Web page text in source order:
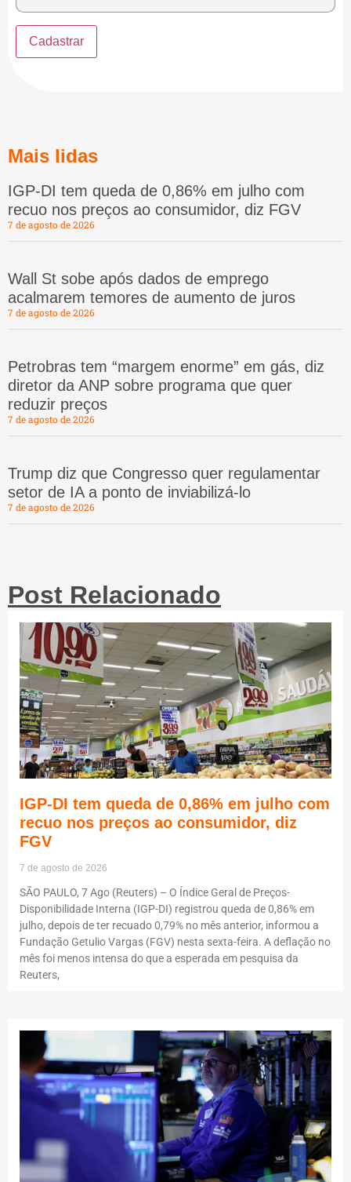
Mais lidas
IGP-DI tem queda de 0,86% em julho com
recuo nos preços ao consumidor, diz FGV
7 de agosto de 2026
Wall St sobe após dados de emprego
acalmarem temores de aumento de juros
7 de agosto de 2026
Petrobras tem “margem enorme” em gás, diz
diretor da ANP sobre programa que quer
reduzir preços
7 de agosto de 2026
Trump diz que Congresso quer regulamentar
setor de IA a ponto de inviabilizá-lo
7 de agosto de 2026
Post Relacionado
IGP-DI tem queda de 0,86% em julho com
recuo nos preços ao consumidor, diz
FGV
7 de agosto de 2026
SÃO PAULO, 7 Ago (Reuters) – O Índice Geral de Preços-
Disponibilidade Interna (IGP-DI) registrou queda de 0,86% em
julho, depois de ter recuado 0,79% no mês anterior, informou a
Fundação Getulio Vargas (FGV) nesta sexta-feira. A deflação no
mês foi menos intensa do que a esperada em pesquisa da
Reuters,